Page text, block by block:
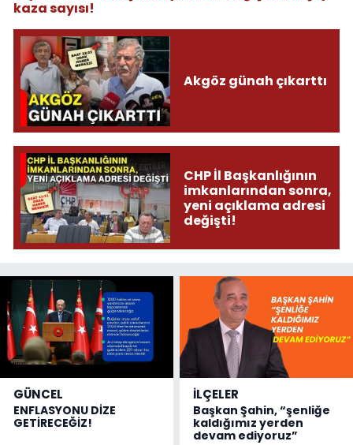
kaza sayısı!
Akgöz günah çıkarttı
CHP İl Başkanlığının
imkanlarından sonra,
yeni açıklama adresi
değişti!
GÜNCEL
ENFLASYONU DİZE
GETİRECEĞİZ!
İLÇELER
Başkan Şahin, “şenliğe
kaldığımız yerden
devam ediyoruz”